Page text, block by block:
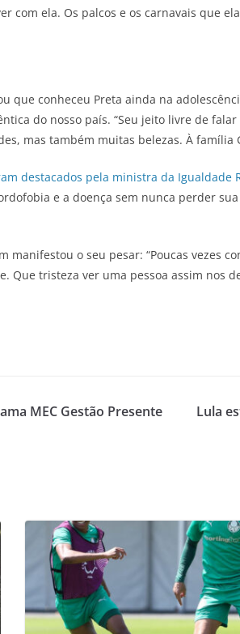
com ela. Os palcos e os carnavais que
que conheceu Preta ainda na
do nosso país. “Seu jeito livre de
mas também muitas belezas. À
destacados pela ministra da Igualdade
e a doença sem nunca perder
manifestou o seu pesar: “Poucas vezes
Que tristeza ver uma pessoa assim nos
MEC Gestão Presente
Lula